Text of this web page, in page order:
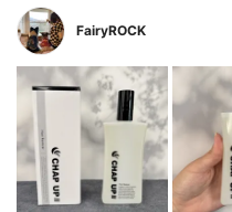
FairyROCK